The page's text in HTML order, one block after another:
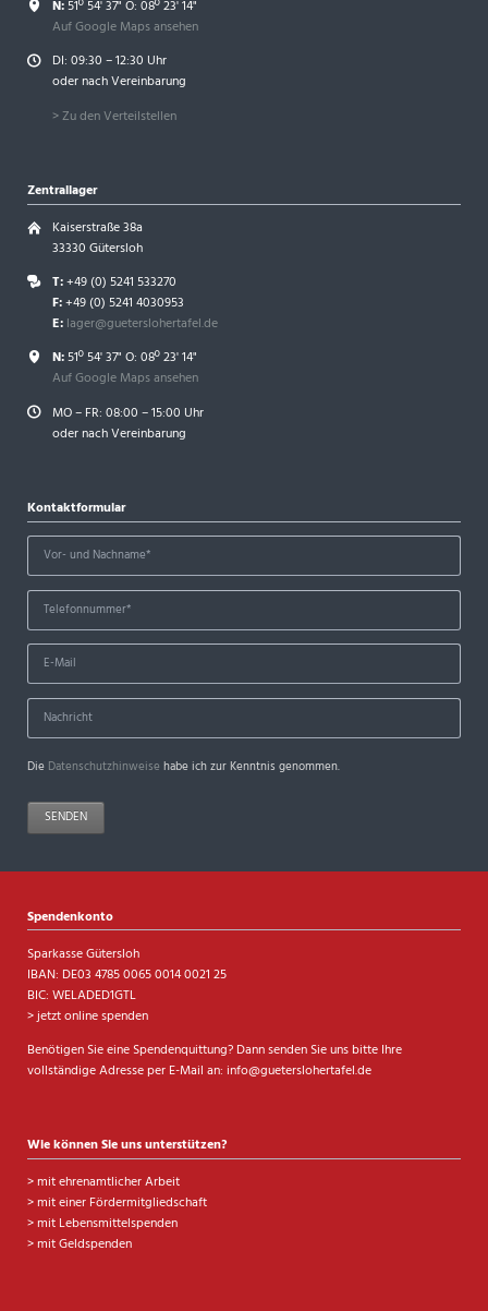
N:51º 54' 37" O: 08º 23' 14"
Auf Google Maps ansehen
DI: 09:30 – 12:30 Uhr
oder nach Vereinbarung
> Zu den Verteilstellen
Zentrallager
Kaiserstraße 38a
33330 Gütersloh
T:+49 (0) 5241 533270
F:+49 (0) 5241 4030953
E: lager@gueterslohertafel.de
N:51º 54' 37" O: 08º 23' 14"
Auf Google Maps ansehen
MO – FR: 08:00 – 15:00 Uhr
oder nach Vereinbarung
Kontaktformular
Die Datenschutzhinweise habe ich zur Kenntnis genommen.
SENDEN
Spendenkonto
Sparkasse Gütersloh
IBAN: DE03 4785 0065 0014 0021 25
BIC: WELADED1GTL
> jetzt online spenden
Benötigen Sie eine Spendenquittung? Dann senden Sie uns bitte Ihre
vollständige Adresse per E-Mail an: info@gueterslohertafel.de
Wie können Sie uns unterstützen?
>mit ehrenamtlicher Arbeit
>mit einer Fördermitgliedschaft
>mit Lebensmittelspenden
>mit Geldspenden